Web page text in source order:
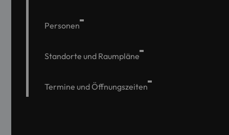
Personen
Standorte und Raumpläne
Termine und Öffnungszeiten